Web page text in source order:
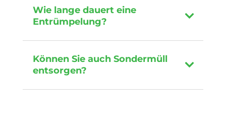
Wie lange dauert eine
Entrümpelung?
Können Sie auch Sondermüll
entsorgen?